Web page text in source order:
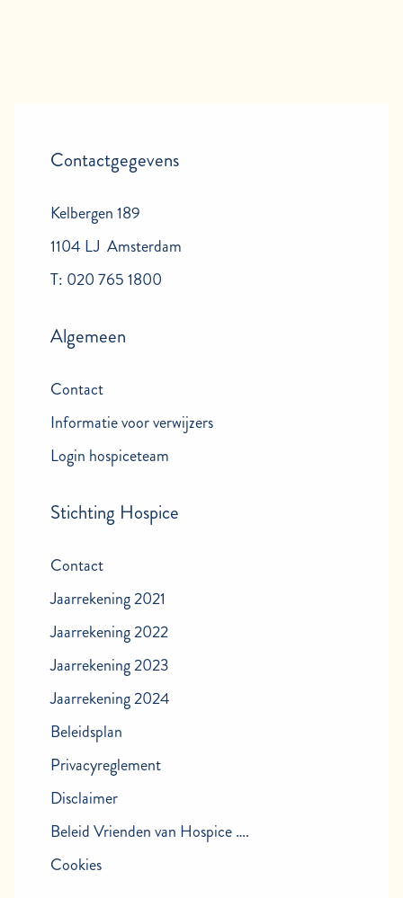
Contactgegevens
Kelbergen 189
1104 LJ Amsterdam
T: 020 765 1800
Algemeen
Contact
Informatie voor verwijzers
Login hospiceteam
Stichting Hospice
Contact
Jaarrekening 2021
Jaarrekening 2022
Jaarrekening 2023
Jaarrekening 2024
Beleidsplan
Privacyreglement
Disclaimer
Beleid Vrienden van Hospice ….
Cookies